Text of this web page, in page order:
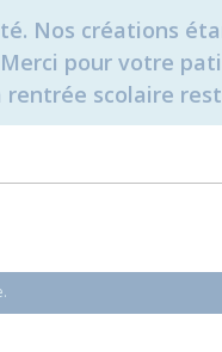
Nos créations
pour votre
rentrée scolaire